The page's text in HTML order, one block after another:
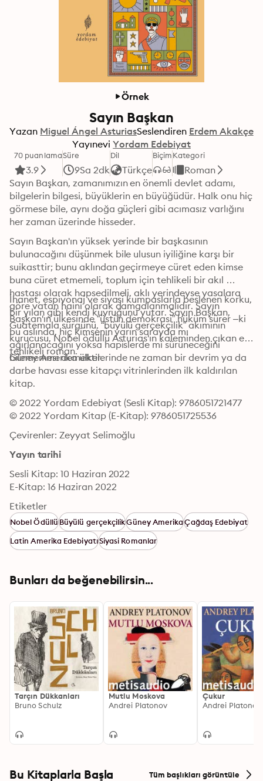
Örnek
Sayın Başkan
Yazan Miguel Ángel AsturiasSeslendiren Erdem Akakçe
Yayınevi Yordam Edebiyat
70 puanlama
3.9
Süre
9Sa 2dk
Dil
Türkçe
BiçimKategori
Roman
Sayın Başkan, zamanımızın en önemli devlet adamı,
bilgelerin bilgesi, büyüklerin en büyüğüdür. Halk onu hiç
görmese bile, aynı doğa güçleri gibi acımasız varlığını
Sayın Başkan'ın yüksek yerinde bir başkasının
bulunacağını düşünmek bile ulusun iyiliğine karşı bir
suikasttir; bunu aklından geçirmeye cüret eden kimse
buna cüret etmemeli, toplum için tehlikeli bir akıl
hastası olarak hapsedilmeli, aklı yerindeyse yasalara
göre vatan haini olarak damgalanmalıdır. Sayın
Başkan'ın ülkesinde “üstün demokrasi” hüküm sürer –ki
bu aslında, hiç kimsenin yarın sarayda mı
ağırlanacağını yoksa hapislerde mi sürüneceğini
bilememesi demektir.
İhanet, espiyonaj ve siyasi kumpaslarla beslenen korku,
bir yılan gibi kendi kuyruğunu yutar. Sayın Başkan,
Guatemala sürgünü, “büyülü gerçekçilik” akımının
kurucusu, Nobel ödüllü Asturias'ın kaleminden çıkan en
tehlikeli roman.
Güney Amerika ülkelerinde ne zaman bir devrim ya da
darbe havası esse kitapçı vitrinlerinden ilk kaldırılan
kitap.
© 2022 Yordam Edebiyat (Sesli Kitap): 9786051721477
© 2022 Yordam Kitap (E-Kitap): 9786051725536
Çevirenler: Zeyyat Selimoğlu
Yayın tarihi
Sesli Kitap: 10 Haziran 2022
E-Kitap: 16 Haziran 2022
Etiketler
Nobel ÖdüllüBüyülü gerçekçilikGüney AmerikaÇağdaş Edebiyat
Latin Amerika EdebiyatıSiyasi Romanlar
Bunları da beğenebilirsin...
Tarçın Dükkanları
Bruno Schulz
Mutlu Moskova
Andrei Platonov
Çukur
Andrei Platonov
Bu Kitaplarla Başla Tüm başlıkları görüntüle